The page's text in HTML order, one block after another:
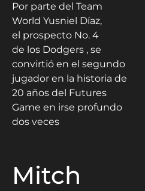
Por parte del Team
World Yusniel Díaz,
el prospecto No. 4
de los Dodgers , se
convirtió en el segundo
jugador en la historia de
20 años del Futures
Game en irse profundo
dos veces
Mitch